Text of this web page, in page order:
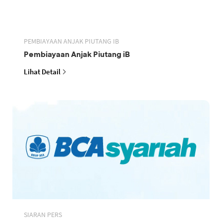
PEMBIAYAAN ANJAK PIUTANG IB
Pembiayaan Anjak Piutang iB
Lihat Detail
SIARAN PERS